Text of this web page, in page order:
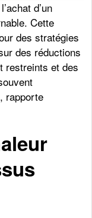
d’un
Cette
des stratégies
des réductions
restreints et des
rapporte